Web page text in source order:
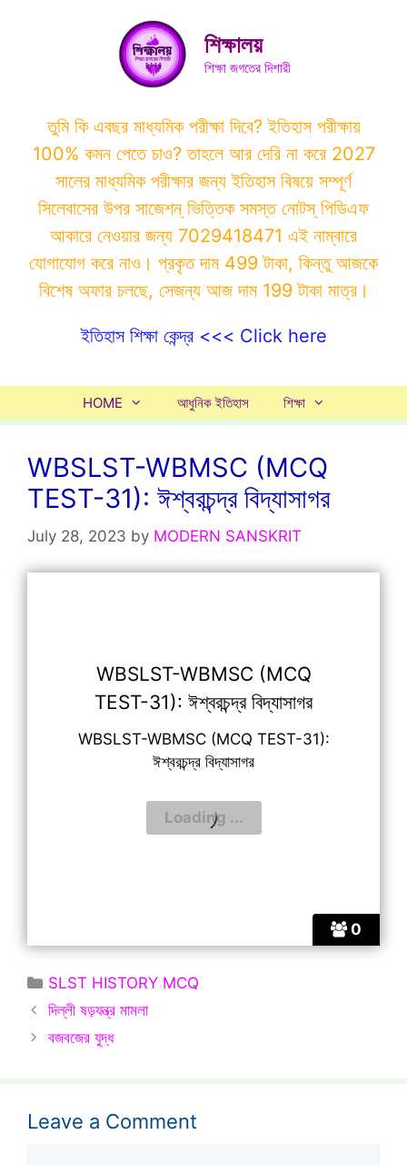
শিক্ষালয়
শিক্ষা জগতের দিশারী
তুমি কি এবছর মাধ্যমিক পরীক্ষা দিবে? ইতিহাস পরীক্ষায়
100% কমন পেতে চাও? তাহলে আর দেরি না করে 2027
সালের মাধ্যমিক পরীক্ষার জন্য ইতিহাস বিষয়ে সম্পূর্ণ
সিলেবাসের উপর সাজেশন্ ভিত্তিক সমস্ত নোটস্ পিডিএফ
আকারে নেওয়ার জন্য 7029418471 এই নাম্বারে
যোগাযোগ করে নাও। প্রকৃত দাম 499 টাকা, কিন্তু আজকে
বিশেষ অফার চলছে, সেজন্য আজ দাম 199 টাকা মাত্র।
ইতিহাস শিক্ষা কেন্দ্র <<< Click here
HOME আধুনিক ইতিহাস শিক্ষা
WBSLST-WBMSC (MCQ
TEST-31): ঈশ্বরচন্দ্র বিদ্যাসাগর
July 28, 2023 by MODERN SANSKRIT
0
WBSLST-WBMSC (MCQ
TEST-31): ঈশ্বরচন্দ্র বিদ্যাসাগর
WBSLST-WBMSC (MCQ TEST-31):
ঈশ্বরচন্দ্র বিদ্যাসাগর
Categories
SLST HISTORY MCQ
দিল্লী ষড়যন্ত্র মামলা
বজবজের যুদ্ধ
Leave a Comment